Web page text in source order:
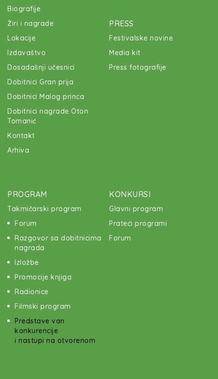
Biografije
Žiri i nagrade
Lokacije
Izdavaštvo
Dosadašnji učesnici
Dobitnici Gran prija
Dobitnici Malog princa
Dobitnici nagrade Oton
Tomanić
Kontakt
Arhiva
PROGRAM
Takmičarski program
Forum
Razgovor sa dobitnicima
nagrada
Izložbe
Promocije knjiga
Radionice
Filmski program
Predstave van
konkurencije
i nastupi na otvorenom
KONKURSI
Glavni program
Prateći programi
Forum
PRESS
Festivalske novine
Media kit
Press fotografije